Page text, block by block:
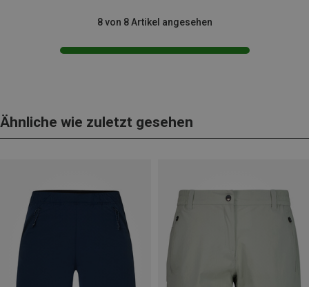
8 von 8 Artikel angesehen
Ähnliche wie zuletzt gesehen